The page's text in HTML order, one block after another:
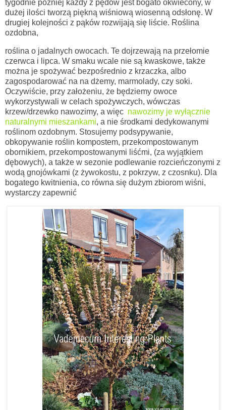
tygodnie później każdy z pędów jest bogato okwiecony, w
dużej ilości tworzą piękną wiśniową wiosenną odsłonę. W
drugiej kolejności z pąków rozwijają się liście. Roślina
ozdobna,
roślina o jadalnych owocach. Te dojrzewają na przełomie
czerwca i lipca. W smaku wcale nie są kwaskowe, także
można je spożywać bezpośrednio z krzaczka, albo
zagospodarować na na dżemy, marmolady, czy soki.
Oczywiście, przy założeniu, że będziemy owoce
wykorzystywali w celach spożywczych, wówczas
krzew/drzewko nawozimy, a więc nawozimy je wyłącznie
naturalnymi mieszankami, a nie środkami dedykowanymi
roślinom ozdobnym. Stosujemy podsypywanie,
obkopywanie roślin kompostem, przekompostowanym
obornikiem, przekompostowanymi liśćmi, (za wyjątkiem
dębowych), a także w sezonie podlewanie rozcieńczonymi z
wodą gnojówkami (z żywokostu, z pokrzyw, z czosnku). Dla
bogatego kwitnienia, co równa się dużym zbiorom wiśni,
wystarczy zapewnić